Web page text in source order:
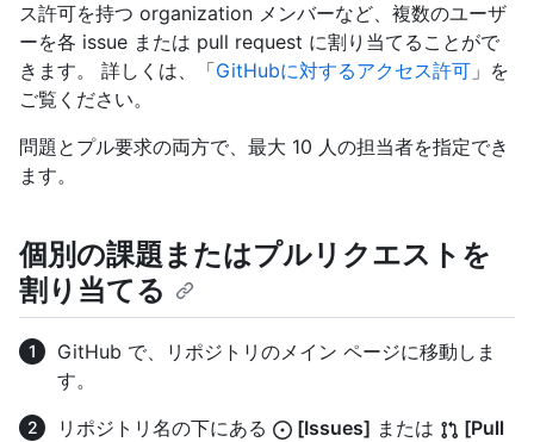
ス許可を持つ organization メンバーなど、複数のユーザ
ーを各 issue または pull request に割り当てることがで
きます。 詳しくは、「GitHubに対するアクセス許可 」を
ご覧ください。
問題とプル要求の両方で、最大 10 人の担当者を指定でき
ます。
個別の課題またはプルリクエストを
割り当てる
GitHub で、リポジトリのメイン ページに移動しま
す。
リポジトリ名の下にある
[Issues] または
[Pull